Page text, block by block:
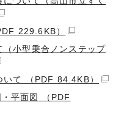
229.6KB）
小型乗合ノンステップ
て （PDF 84.4KB）
平面図 （PDF